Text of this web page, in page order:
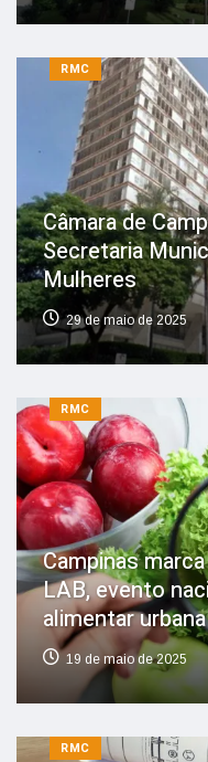
RMC
Câmara de
Secretaria
Mulheres
29 de maio de 2025
RMC
Campinas
LAB, evento
alimentar urbana
19 de maio de 2025
RMC